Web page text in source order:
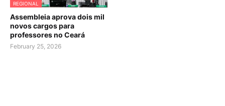
REGIONAL
Assembleia aprova dois mil
novos cargos para
professores no Ceará
February 25, 2026